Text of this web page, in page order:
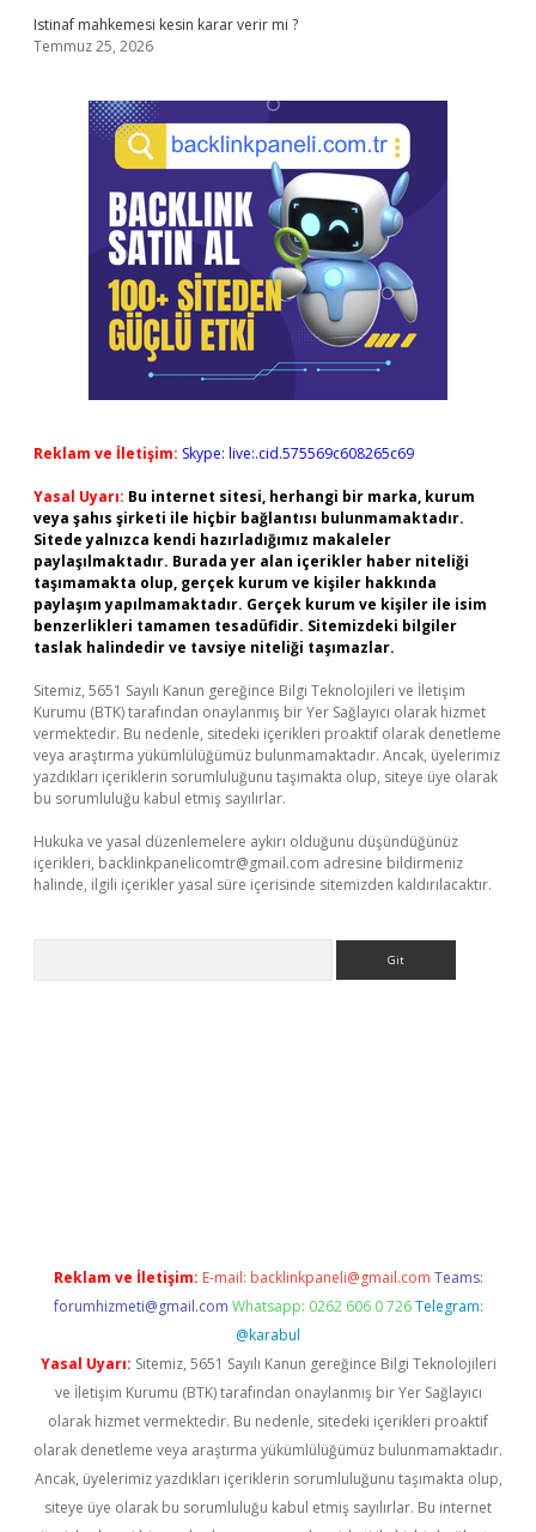
Istinaf mahkemesi kesin karar verir mi ?
Temmuz 25, 2026
Reklam ve İletişim: Skype: live:.cid.575569c608265c69
Yasal Uyarı: Bu internet sitesi, herhangi bir marka, kurum
veya şahıs şirketi ile hiçbir bağlantısı bulunmamaktadır.
Sitede yalnızca kendi hazırladığımız makaleler
paylaşılmaktadır. Burada yer alan içerikler haber niteliği
taşımamakta olup, gerçek kurum ve kişiler hakkında
paylaşım yapılmamaktadır. Gerçek kurum ve kişiler ile isim
benzerlikleri tamamen tesadüfidir. Sitemizdeki bilgiler
taslak halindedir ve tavsiye niteliği taşımazlar.
Sitemiz, 5651 Sayılı Kanun gereğince Bilgi Teknolojileri ve İletişim
Kurumu (BTK) tarafından onaylanmış bir Yer Sağlayıcı olarak hizmet
vermektedir. Bu nedenle, sitedeki içerikleri proaktif olarak denetleme
veya araştırma yükümlülüğümüz bulunmamaktadır. Ancak, üyelerimiz
yazdıkları içeriklerin sorumluluğunu taşımakta olup, siteye üye olarak
bu sorumluluğu kabul etmiş sayılırlar.
Hukuka ve yasal düzenlemelere aykırı olduğunu düşündüğünüz
içerikleri, backlinkpanelicomtr@gmail.com adresine bildirmeniz
halinde, ilgili içerikler yasal süre içerisinde sitemizden kaldırılacaktır.
Reklam ve İletişim: E-mail: backlinkpaneli@gmail.com Teams:
forumhizmeti@gmail.com Whatsapp: 0262 606 0 726 Telegram:
@karabul
Yasal Uyarı: Sitemiz, 5651 Sayılı Kanun gereğince Bilgi Teknolojileri
ve İletişim Kurumu (BTK) tarafından onaylanmış bir Yer Sağlayıcı
olarak hizmet vermektedir. Bu nedenle, sitedeki içerikleri proaktif
olarak denetleme veya araştırma yükümlülüğümüz bulunmamaktadır.
Ancak, üyelerimiz yazdıkları içeriklerin sorumluluğunu taşımakta olup,
siteye üye olarak bu sorumluluğu kabul etmiş sayılırlar. Bu internet